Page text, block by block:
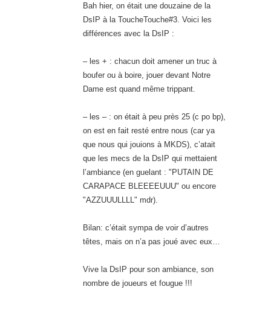
Bah hier, on était une douzaine de la
DsIP à la ToucheTouche#3. Voici les
différences avec la DsIP :
– les + : chacun doit amener un truc à
boufer ou à boire, jouer devant Notre
Dame est quand même trippant.
– les – : on était à peu près 25 (c po bp),
on est en fait resté entre nous (car ya
que nous qui jouions à MKDS), c’atait
que les mecs de la DsIP qui mettaient
l’ambiance (en guelant : "PUTAIN DE
CARAPACE BLEEEEUUU" ou encore
"AZZUUULLLL" mdr).
Bilan: c’était sympa de voir d’autres
têtes, mais on n’a pas joué avec eux…
Vive la DsIP pour son ambiance, son
nombre de joueurs et fougue !!!